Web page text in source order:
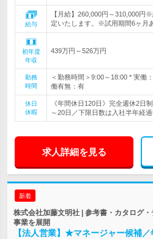
給与
【月給】260,000円～310,000円
定いたします。※試用期間6ヶ月
初年度
年収
439万円～526万円
勤務
時間
＜勤務時間＞9:00～18:00 * 実働
働有無：有
休日
休暇
《年間休日120日》完全週休2日
～20日／下限日数は入社半年経
求人詳細を見る
新着
株式会社加藤文明社 | 参考書・カタログ
事業を展開
【法人営業】★マネージャー候補